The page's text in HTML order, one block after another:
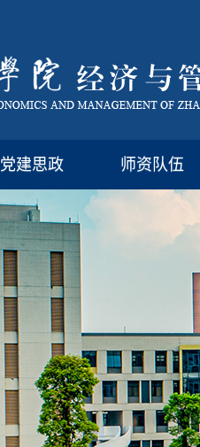
党建思政 师资队伍